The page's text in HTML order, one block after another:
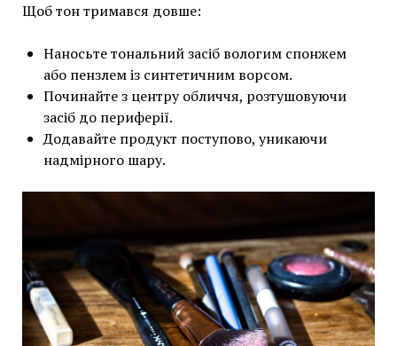
Щоб тон тримався довше:
Наносьте тональний засіб вологим спонжем
або пензлем із синтетичним ворсом.
Починайте з центру обличчя, розтушовуючи
засіб до периферії.
Додавайте продукт поступово, уникаючи
надмірного шару.